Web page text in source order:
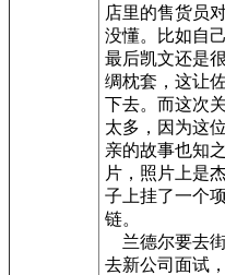
店里的售货员
没懂。比如自
最后凯文还是
绸枕套，这让
下去。而这次
太多，因为这
亲的故事也知
片，照片上是
子上挂了一个
链。
兰德尔要去
去新公司面试